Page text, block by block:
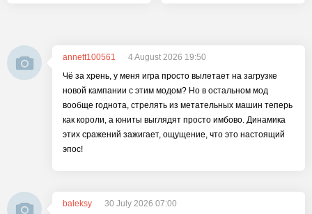
annett100561
4 August 2026 19:50
Чё за хрень, у меня игра просто вылетает на загрузке
новой кампании с этим модом? Но в остальном мод
вообще годнота, стрелять из метательных машин теперь
как короли, а юниты выглядят просто имбово. Динамика
этих сражений зажигает, ощущение, что это настоящий
эпос!
baleksy
30 July 2026 07:00